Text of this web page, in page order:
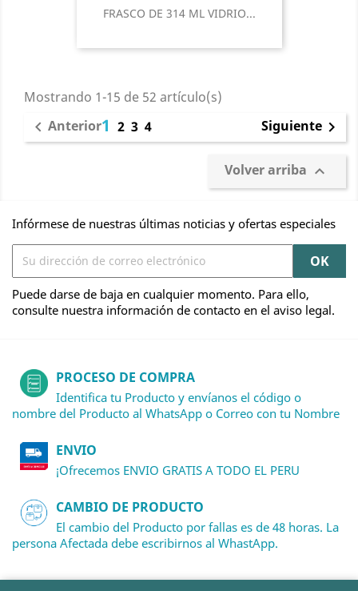
FRASCO DE 314 ML VIDRIO...
Mostrando 1-15 de 52 artículo(s)
 Anterior1 2 3 4 Siguiente 
Volver arriba 
Infórmese de nuestras últimas noticias y ofertas especiales
Puede darse de baja en cualquier momento. Para ello,
consulte nuestra información de contacto en el aviso legal.
PROCESO DE COMPRA
Identifica tu Producto y envíanos el código o
nombre del Producto al WhatsApp o Correo con tu Nombre
ENVIO
¡Ofrecemos ENVIO GRATIS A TODO EL PERU
CAMBIO DE PRODUCTO
El cambio del Producto por fallas es de 48 horas. La
persona Afectada debe escribirnos al WhastApp.